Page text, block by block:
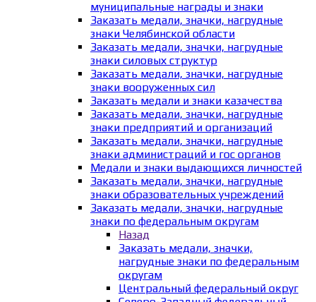
муниципальные награды и знаки
Заказать медали, значки, нагрудные
знаки Челябинской области
Заказать медали, значки, нагрудные
знаки силовых структур
Заказать медали, значки, нагрудные
знаки вооруженных сил
Заказать медали и знаки казачества
Заказать медали, значки, нагрудные
знаки предприятий и организаций
Заказать медали, значки, нагрудные
знаки администраций и гос органов
Медали и знаки выдающихся личностей
Заказать медали, значки, нагрудные
знаки образовательных учреждений
Заказать медали, значки, нагрудные
знаки по федеральным округам
Назад
Заказать медали, значки,
нагрудные знаки по федеральным
округам
Центральный федеральный округ